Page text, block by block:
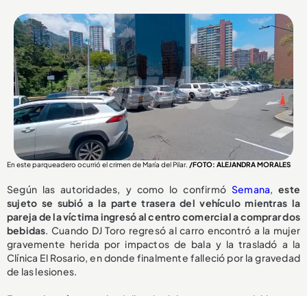
En este parqueadero ocurrió el crimen de María del Pilar. /FOTO: ALEJANDRA MORALES
Según las autoridades, y como lo confirmó Semana,este
sujeto se subió a la parte trasera del vehículo mientras la
pareja de la víctima ingresó al centro comercial a comprar dos
bebidas. Cuando DJ Toro regresó al carro encontró a la mujer
gravemente herida por impactos de bala y la trasladó a la
Clínica El Rosario, en donde finalmente falleció por la gravedad
de las lesiones.